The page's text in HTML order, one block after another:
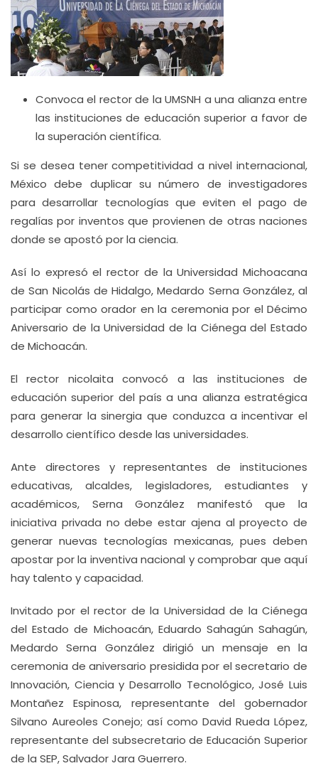
Convoca el rector de la UMSNH a una alianza entre
las instituciones de educación superior a favor de
la superación científica.
Si se desea tener competitividad a nivel internacional,
México debe duplicar su número de investigadores
para desarrollar tecnologías que eviten el pago de
regalías por inventos que provienen de otras naciones
donde se apostó por la ciencia.
Así lo expresó el rector de la Universidad Michoacana
de San Nicolás de Hidalgo, Medardo Serna González, al
participar como orador en la ceremonia por el Décimo
Aniversario de la Universidad de la Ciénega del Estado
de Michoacán.
El rector nicolaita convocó a las instituciones de
educación superior del país a una alianza estratégica
para generar la sinergia que conduzca a incentivar el
desarrollo científico desde las universidades.
Ante directores y representantes de instituciones
educativas, alcaldes, legisladores, estudiantes y
académicos, Serna González manifestó que la
iniciativa privada no debe estar ajena al proyecto de
generar nuevas tecnologías mexicanas, pues deben
apostar por la inventiva nacional y comprobar que aquí
hay talento y capacidad.
Invitado por el rector de la Universidad de la Ciénega
del Estado de Michoacán, Eduardo Sahagún Sahagún,
Medardo Serna González dirigió un mensaje en la
ceremonia de aniversario presidida por el secretario de
Innovación, Ciencia y Desarrollo Tecnológico, José Luis
Montañez Espinosa, representante del gobernador
Silvano Aureoles Conejo; así como David Rueda López,
representante del subsecretario de Educación Superior
de la SEP, Salvador Jara Guerrero.